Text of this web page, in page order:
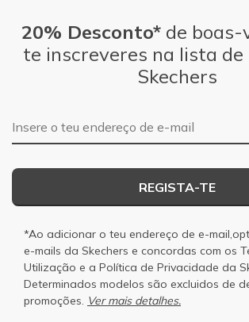
20% Desconto*de boas-
te inscreveres na lista de
Skechers
Endereço de e-mail
REGISTA-TE
*Ao adicionar o teu endereço de e-
e-mails da Skechers e concordas com os
Utilização e a Política de Privacidade da
Determinados modelos são excluidos de
promoções. Ver mais detalhes.